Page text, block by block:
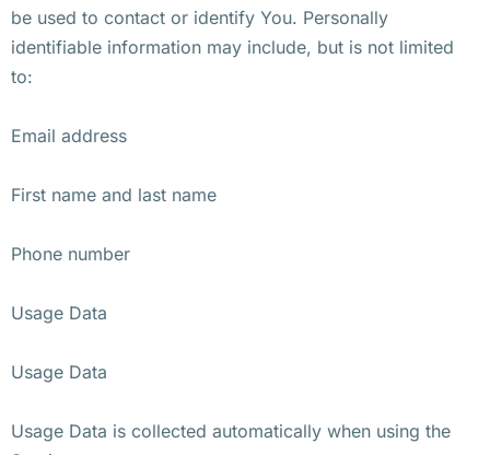
be used to contact or identify You. Personally
identifiable information may include, but is not limited
to:
Email address
First name and last name
Phone number
Usage Data
Usage Data
Usage Data is collected automatically when using the